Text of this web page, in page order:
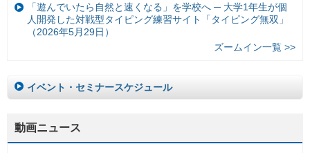
「遊んでいたら自然と速くなる」を学校へ ─ 大学1年生が個
人開発した対戦型タイピング練習サイト「タイピング無双」
（2026年5月29日）
ズームイン一覧 >>
イベント・セミナースケジュール
動画ニュース